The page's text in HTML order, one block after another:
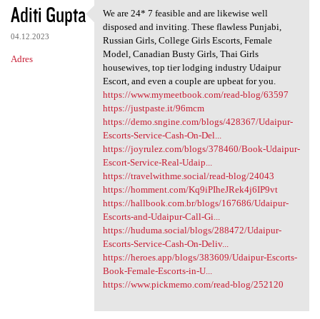
Aditi Gupta
04.12.2023
Adres
We are 24* 7 feasible and are
We are 24* 7 feasible and are likewise well
disposed and inviting. These flawless Punjabi,
Russian Girls, College Girls Escorts, Female
Model, Canadian Busty Girls, Thai Girls
housewives, top tier lodging industry Udaipur
Escort, and even a couple are upbeat for you.
https://www.mymeetbook.com/read-blog/63597
https://justpaste.it/96mcm
https://demo.sngine.com/blogs/428367/Udaipur-
Escorts-Service-Cash-On-Del...
https://joyrulez.com/blogs/378460/Book-Udaipur-
Escort-Service-Real-Udaip...
https://travelwithme.social/read-blog/24043
https://homment.com/Kq9iPIheJRek4j6IP9vt
https://hallbook.com.br/blogs/167686/Udaipur-
Escorts-and-Udaipur-Call-Gi...
https://huduma.social/blogs/288472/Udaipur-
Escorts-Service-Cash-On-Deliv...
https://heroes.app/blogs/383609/Udaipur-Escorts-
Book-Female-Escorts-in-U...
https://www.pickmemo.com/read-blog/252120